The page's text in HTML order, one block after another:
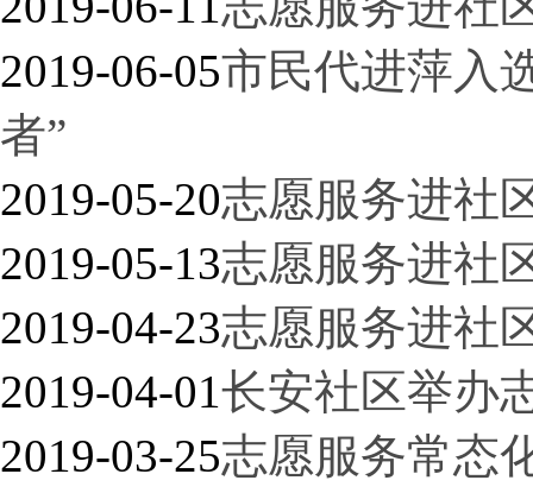
2019-06-05市民代进萍入
者”
2019-05-20志愿服务进社
2019-05-13志愿服务进社
2019-04-23志愿服务进社
2019-04-01长安社区举办
2019-03-25志愿服务常态